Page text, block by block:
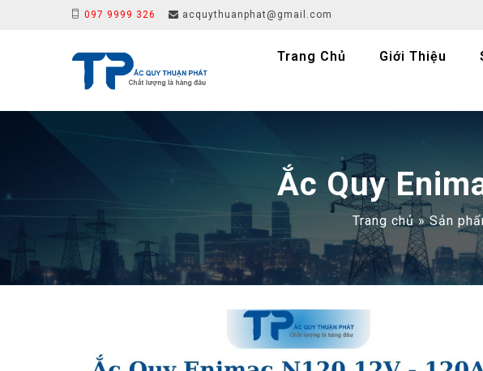
097 9999 326 acquythuanphat@gmail.com
Trang Chủ Giới Thiệu
Ắc Quy
Trang chủ»Sản